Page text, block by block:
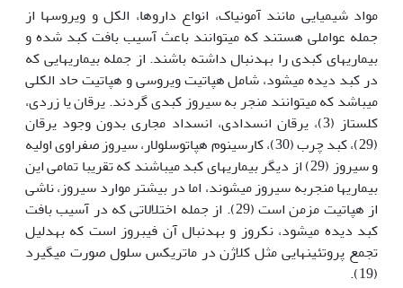
مواد شیمیایی مانند آمونیاک، انواع داروها، الکل و ویروس­ها از
جمله عواملی هستند که می­توانند باعث آسیب بافت کبد شده و
بیماری‏های کبدی را به­دنبال داشته باشند. از جمله بیماری­هایی که
در کبد دیده می‏شود، شامل هپاتیت ویروسی و هپاتیت حاد الکلی
می­باشد که می­توانند منجر به سیروز کبدی گردند. یرقان یا زردی،
کلستاز (3)، یرقان انسدادی، انسداد مجاری بدون وجود یرقان
(29)، کبد چرب (30)، کارسینوم هپاتوسلولار، سیروز صفراوی اولیه
و سیروز (29) از دیگر بیماری­های کبد می­باشند که تقریبا تمامی این
بیماری­ها منجربه سیروز می­شوند، اما در بیشتر موارد سیروز، ناشی
از هپاتیت مزمن است (29). از جمله اختلالاتی که در آسیب بافت
کبد دیده می­شود، نکروز و به‏دنبال آن فیبروز است که به‏دلیل
تجمع پروتئین­هایی مثل کلاژن در ماتریکس سلول صورت می­گیرد
(19).